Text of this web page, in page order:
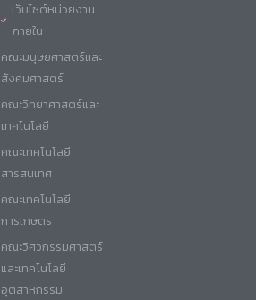
เว็บไซต์หน่วยงาน
ภายใน
คณะมนุษยศาสตร์และ
สังคมศาสตร์
คณะวิทยาศาสตร์และ
เทคโนโลยี
คณะเทคโนโลยี
สารสนเทศ
คณะเทคโนโลยี
การเกษตร
คณะวิศวกรรมศาสตร์
และเทคโนโลยี
อุตสาหกรรม